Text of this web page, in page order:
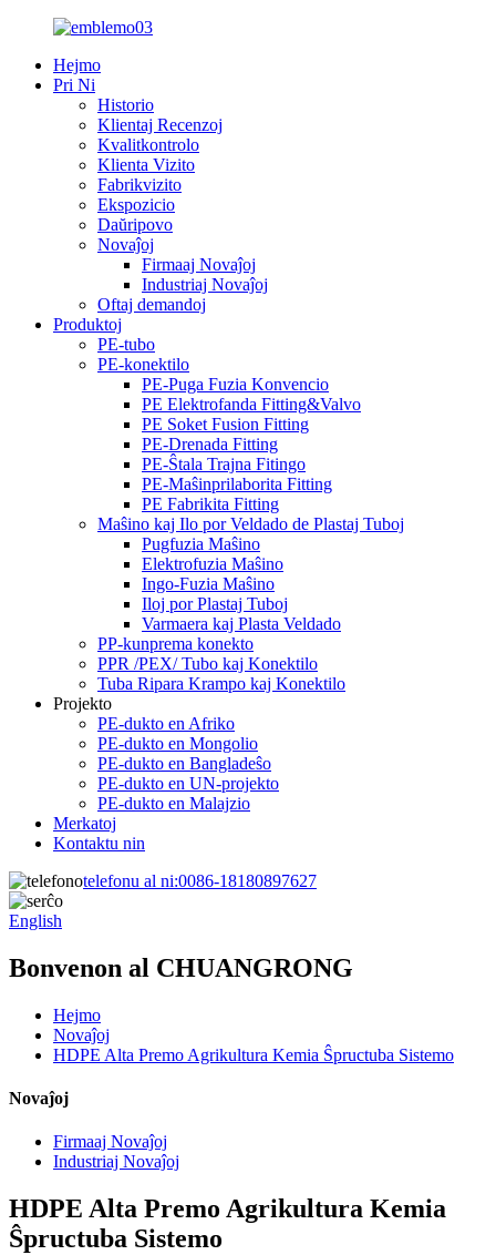
Hejmo
Pri Ni
Historio
Klientaj Recenzoj
Kvalitkontrolo
Klienta Vizito
Fabrikvizito
Ekspozicio
Daŭripovo
Novaĵoj
Firmaaj Novaĵoj
Industriaj Novaĵoj
Oftaj demandoj
Produktoj
PE-tubo
PE-konektilo
PE-Puga Fuzia Konvencio
PE Elektrofanda Fitting&Valvo
PE Soket Fusion Fitting
PE-Drenada Fitting
PE-Ŝtala Trajna Fitingo
PE-Maŝinprilaborita Fitting
PE Fabrikita Fitting
Maŝino kaj Ilo por Veldado de Plastaj Tuboj
Pugfuzia Maŝino
Elektrofuzia Maŝino
Ingo-Fuzia Maŝino
Iloj por Plastaj Tuboj
Varmaera kaj Plasta Veldado
PP-kunprema konekto
PPR /PEX/ Tubo kaj Konektilo
Tuba Ripara Krampo kaj Konektilo
Projekto
PE-dukto en Afriko
PE-dukto en Mongolio
PE-dukto en Bangladeŝo
PE-dukto en UN-projekto
PE-dukto en Malajzio
Merkatoj
Kontaktu nin
telefonu al ni:0086-18180897627
English
Bonvenon al CHUANGRONG
Hejmo
Novaĵoj
HDPE Alta Premo Agrikultura Kemia Ŝpructuba Sistemo
Novaĵoj
Firmaaj Novaĵoj
Industriaj Novaĵoj
HDPE Alta Premo Agrikultura Kemia
Ŝpructuba Sistemo